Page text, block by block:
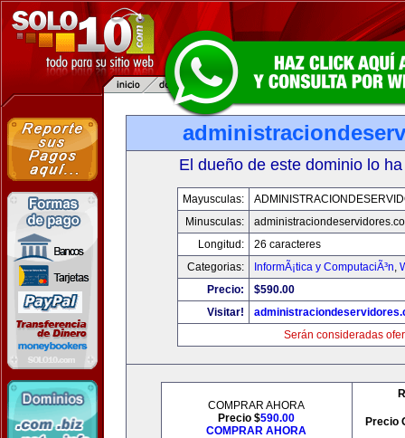
El dueño de este dominio lo
Mayusculas:
Minusculas:
Longitud:
26 caracteres
Categorias:
InformÃ¡tica y ComputaciÃ³n,
Precio:
$590.00
Visitar!
Serán consideradas
COMPRAR AHORA
Precio $590.00
COMPRAR AHORA
Precio